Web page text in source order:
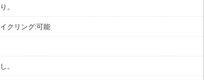
。
クリング:可能
。